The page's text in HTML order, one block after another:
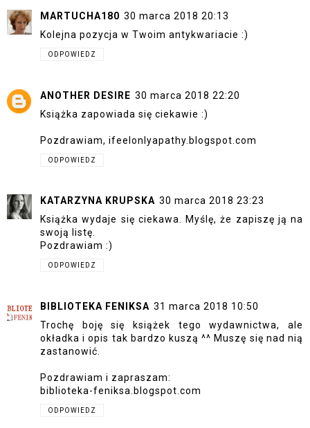
MARTUCHA180 30 marca 2018 20:13
Kolejna pozycja w Twoim antykwariacie :)
ODPOWIEDZ
ANOTHER DESIRE 30 marca 2018 22:20
Książka zapowiada się ciekawie :)
Pozdrawiam, ifeelonlyapathy.blogspot.com
ODPOWIEDZ
KATARZYNA KRUPSKA 30 marca 2018 23:23
Książka wydaje się ciekawa. Myślę, że zapiszę ją na
swoją listę.
Pozdrawiam :)
ODPOWIEDZ
BIBLIOTEKA FENIKSA 31 marca 2018 10:50
Trochę boję się książek tego wydawnictwa, ale
okładka i opis tak bardzo kuszą ^^ Muszę się nad nią
zastanowić.
Pozdrawiam i zapraszam:
biblioteka-feniksa.blogspot.com
ODPOWIEDZ